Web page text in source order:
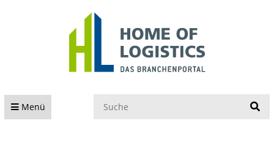
Menü